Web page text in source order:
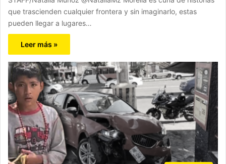
que trascienden cualquier frontera y sin imaginarlo, estas
pueden llegar a lugares…
Leer más »